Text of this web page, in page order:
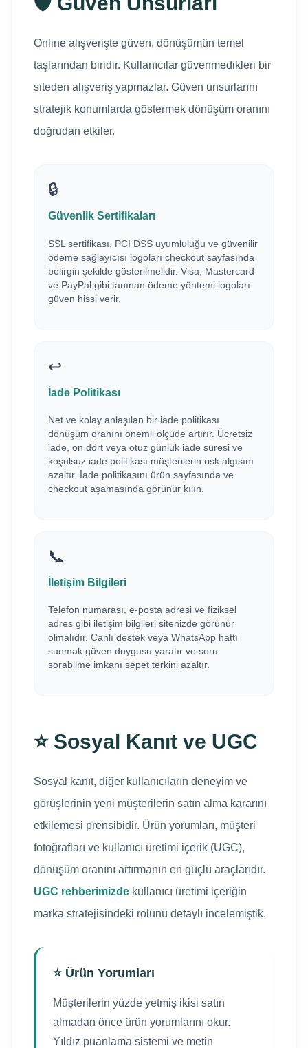
Online alışverişte güven, dönüşümün temel
taşlarından biridir. Kullanıcılar güvenmedikleri bir
siteden alışveriş yapmazlar. Güven unsurlarını
stratejik konumlarda göstermek dönüşüm oranını
doğrudan etkiler.
🔒
Güvenlik Sertifikaları
SSL sertifikası, PCI DSS uyumluluğu ve güvenilir
ödeme sağlayıcısı logoları checkout sayfasında
belirgin şekilde gösterilmelidir. Visa, Mastercard
ve PayPal gibi tanınan ödeme yöntemi logoları
güven hissi verir.
↩️
İade Politikası
Net ve kolay anlaşılan bir iade politikası
dönüşüm oranını önemli ölçüde artırır. Ücretsiz
iade, on dört veya otuz günlük iade süresi ve
koşulsuz iade politikası müşterilerin risk algısını
azaltır. İade politikasını ürün sayfasında ve
checkout aşamasında görünür kılın.
📞
İletişim Bilgileri
Telefon numarası, e-posta adresi ve fiziksel
adres gibi iletişim bilgileri sitenizde görünür
olmalıdır. Canlı destek veya WhatsApp hattı
sunmak güven duygusu yaratır ve soru
sorabilme imkanı sepet terkini azaltır.
⭐ Sosyal Kanıt ve UGC
Sosyal kanıt, diğer kullanıcıların deneyim ve
görüşlerinin yeni müşterilerin satın alma kararını
etkilemesi prensibidir. Ürün yorumları, müşteri
fotoğrafları ve kullanıcı üretimi içerik (UGC),
dönüşüm oranını artırmanın en güçlü araçlarıdır.
UGC rehberimizde kullanıcı üretimi içeriğin
marka stratejisindeki rolünü detaylı incelemiştik.
⭐ Ürün Yorumları
Müşterilerin yüzde yetmiş ikisi satın
almadan önce ürün yorumlarını okur.
Yıldız puanlama sistemi ve metin